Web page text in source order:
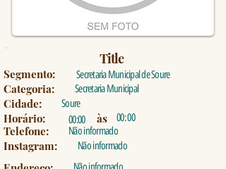
Title
Segmento: Secretaria Municipal de Soure
Categoria: Secretaria Municipal
Cidade: Soure
Horário: 00:00 às 00: 00
Telefone: Não informado
Instagram: Não informado